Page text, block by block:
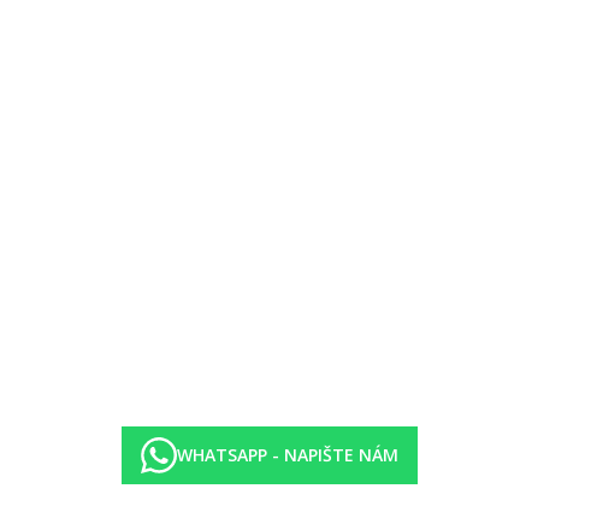
WHATSAPP - NAPIŠTE NÁM